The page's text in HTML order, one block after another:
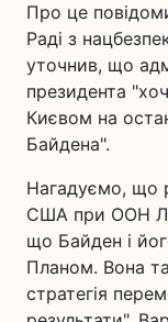
Про це
Раді з
уточнив, що
президента
Києвом на
Байдена".
Нагадуємо, що
США при ООН
що Байден і
Планом. Вона
стратегія